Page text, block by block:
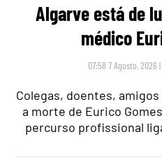
Algarve está de
médico
07:58 7 Agosto, 2026 |
Colegas, doentes,
a morte de Eurico
percurso profissional